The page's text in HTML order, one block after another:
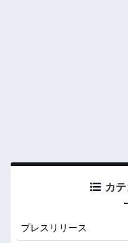
カ
プレスリリース